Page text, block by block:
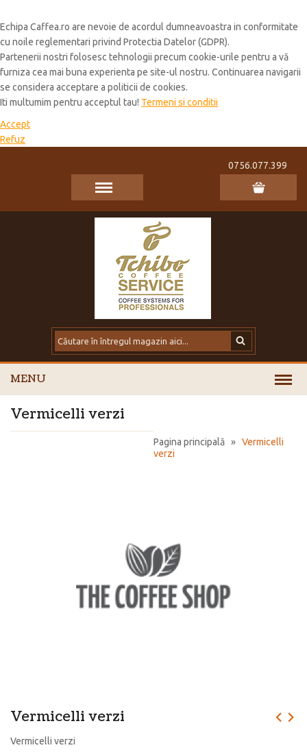
Echipa Caffea.ro are nevoie de acordul dumneavoastra in conformitate
cu noile reglementari privind Protectia Datelor (GDPR).
Partenerii nostri folosesc tehnologii precum cookie-urile pentru a vă
furniza cea mai buna experienta pe site-ul nostru. Continuarea navigarii
se considera acceptare a politicii de cookies.
Iti multumim pentru acceptul tau! Termeni si conditii
Accept
Refuz
0756.077.399
MENU
Pagina principală » Vermicelli
verzi
Vermicelli verzi
Vermicelli verzi
Vermicelli verzi